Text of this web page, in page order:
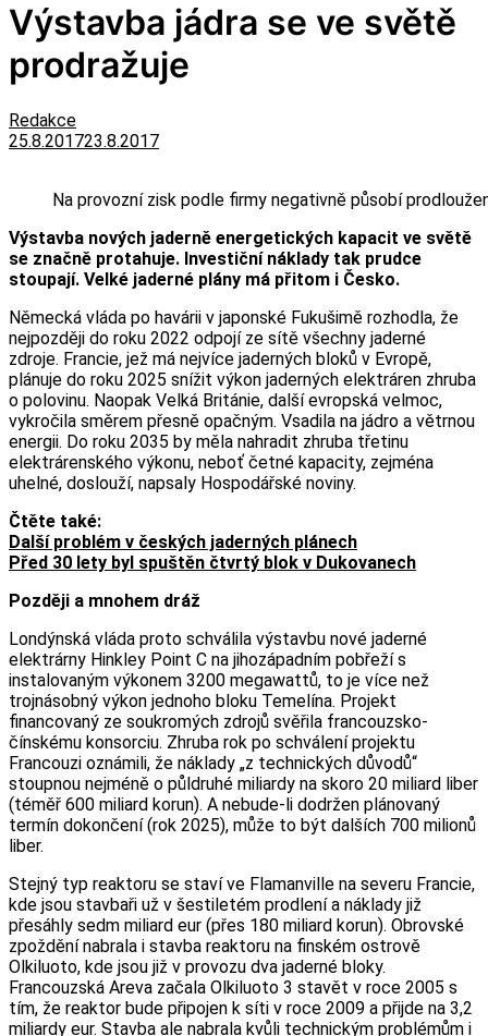
Výstavba jádra se ve světě
prodražuje
Redakce
25.8.201723.8.2017
Na provozní zisk podle firmy negativně působí
Výstavba nových jaderně energetických kapacit ve světě
se značně protahuje. Investiční náklady tak prudce
stoupají. Velké jaderné plány má přitom i Česko.
Německá vláda po havárii v japonské Fukušimě rozhodla, že
nejpozději do roku 2022 odpojí ze sítě všechny jaderné
zdroje. Francie, jež má nejvíce jaderných bloků v Evropě,
plánuje do roku 2025 snížit výkon jaderných elektráren zhruba
o polovinu. Naopak Velká Británie, další evropská velmoc,
vykročila směrem přesně opačným. Vsadila na jádro a větrnou
energii. Do roku 2035 by měla nahradit zhruba třetinu
elektrárenského výkonu, neboť četné kapacity, zejména
uhelné, doslouží, napsaly Hospodářské noviny.
Čtěte také:
Další problém v českých jaderných plánech
Před 30 lety byl spuštěn čtvrtý blok v Dukovanech
Později a mnohem dráž
Londýnská vláda proto schválila výstavbu nové jaderné
elektrárny Hinkley Point C na jihozápadním pobřeží s
instalovaným výkonem 3200 megawattů, to je více než
trojnásobný výkon jednoho bloku Temelína. Projekt
financovaný ze soukromých zdrojů svěřila francouzsko-
čínskému konsorciu. Zhruba rok po schválení projektu
Francouzi oznámili, že náklady „z technických důvodů“
stoupnou nejméně o půldruhé miliardy na skoro 20 miliard liber
(téměř 600 miliard korun). A nebude-li dodržen plánovaný
termín dokončení (rok 2025), může to být dalších 700 milionů
liber.
Stejný typ reaktoru se staví ve Flamanville na severu Francie,
kde jsou stavbaři už v šestiletém prodlení a náklady již
přesáhly sedm miliard eur (přes 180 miliard korun). Obrovské
zpoždění nabrala i stavba reaktoru na finském ostrově
Olkiluoto, kde jsou již v provozu dva jaderné bloky.
Francouzská Areva začala Olkiluoto 3 stavět v roce 2005 s
tím, že reaktor bude připojen k síti v roce 2009 a přijde na 3,2
miliardy eur. Stavba ale nabrala kvůli technickým problémům i